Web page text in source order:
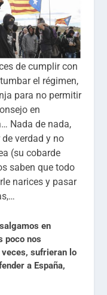
de cumplir con
el régimen,
para no permitir
en
Nada de nada,
verdad y no
(su cobarde
saben que todo
narices y pasar
en
poco nos
sufrieran lo
a España,